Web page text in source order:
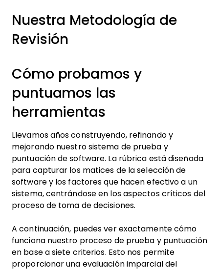
Nuestra Metodología de
Revisión
Cómo probamos y
puntuamos las
herramientas
Llevamos años construyendo, refinando y
mejorando nuestro sistema de prueba y
puntuación de software. La rúbrica está diseñada
para capturar los matices de la selección de
software y los factores que hacen efectivo a un
sistema, centrándose en los aspectos críticos del
proceso de toma de decisiones.
A continuación, puedes ver exactamente cómo
funciona nuestro proceso de prueba y puntuación
en base a siete criterios. Esto nos permite
proporcionar una evaluación imparcial del